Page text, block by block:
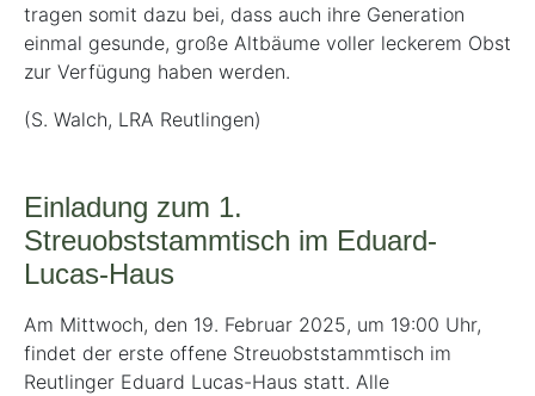
tragen somit dazu bei, dass auch ihre Generation
einmal gesunde, große Altbäume voller leckerem Obst
zur Verfügung haben werden.
(S. Walch, LRA Reutlingen)
Einladung zum 1.
Streuobststammtisch im Eduard-
Lucas-Haus
Am Mittwoch, den 19. Februar 2025, um 19:00 Uhr,
findet der erste offene Streuobststammtisch im
Reutlinger Eduard Lucas-Haus statt. Alle